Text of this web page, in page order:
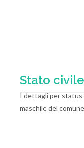
Stato
I dettagli per status
maschile del